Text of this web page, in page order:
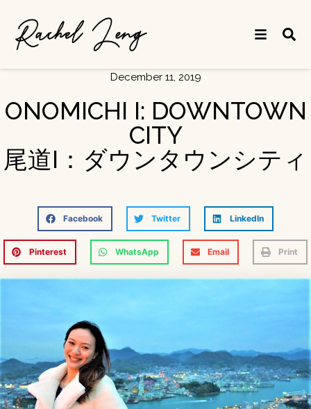
December 11, 2019
ONOMICHI I: DOWNTOWN
CITY
尾道I：ダウンタウンシティ
Facebook Twitter LinkedIn
Pinterest WhatsApp Email Print